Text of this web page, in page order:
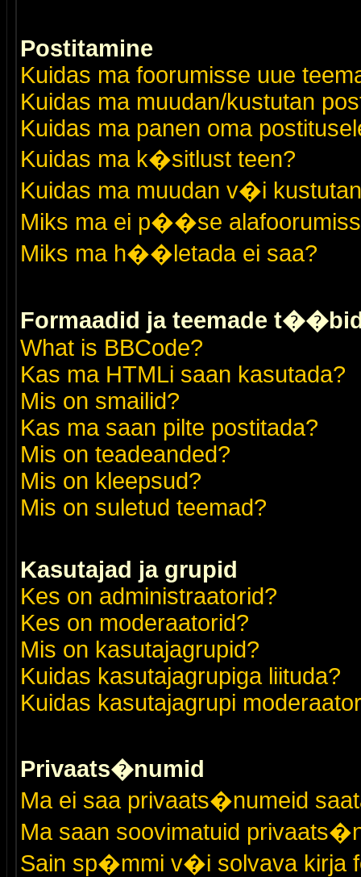
Postitamine
Kuidas ma foorumisse uue
Kuidas ma muudan/kustutan
Kuidas ma panen oma
Kuidas ma k�sitlust teen?
Kuidas ma muudan v�i
Miks ma ei p��se
Miks ma h��letada ei saa?
Formaadid ja teemade
What is BBCode?
Kas ma HTMLi saan kasutada?
Mis on smailid?
Kas ma saan pilte postitada?
Mis on teadeanded?
Mis on kleepsud?
Mis on suletud teemad?
Kasutajad ja grupid
Kes on administraatorid?
Kes on moderaatorid?
Mis on kasutajagrupid?
Kuidas kasutajagrupiga liituda?
Kuidas kasutajagrupi
Privaats�numid
Ma ei saa privaats�numeid
Ma saan soovimatuid
Sain sp�mmi v�i solvava kirja